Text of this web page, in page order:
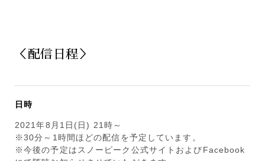
＜配信日程＞
日時
2021年8月1日(日) 21時～
※30分～1時間ほどの配信を予定しています。
※今後の予定はスノーピーク公式サイトおよびFacebook